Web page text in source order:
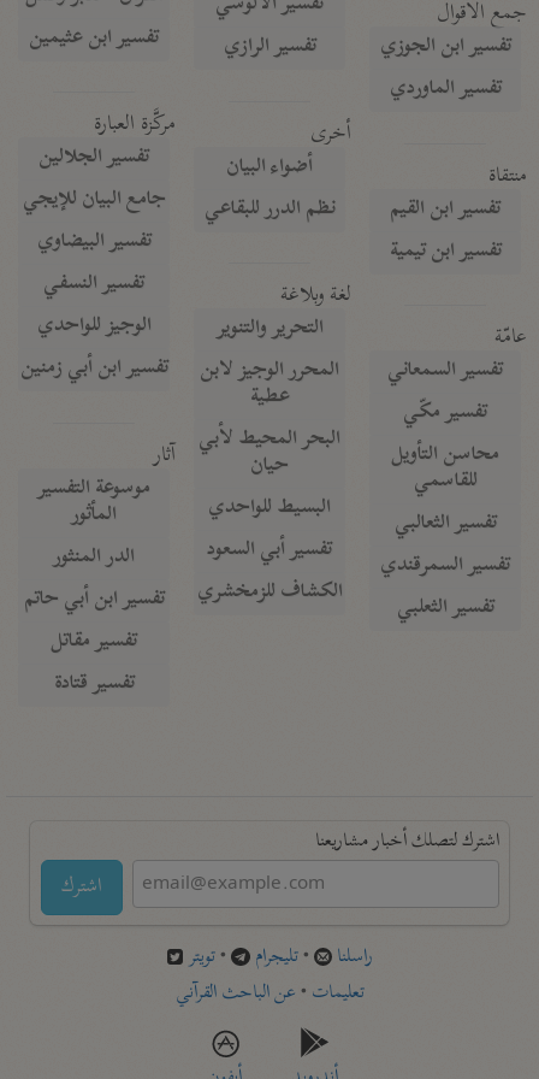
جمع الأقوال
تفسير ابن الجوزي
تفسير الماوردي
منتقاة
تفسير ابن القيم
تفسير ابن تيمية
عامّة
تفسير السمعاني
تفسير مكّي
محاسن التأويل
للقاسمي
تفسير الثعالبي
تفسير السمرقندي
تفسير الثعلبي
تفسير الرازي
أخرى
أضواء البيان
نظم الدرر للبقاعي
لغة وبلاغة
التحرير والتنوير
المحرر الوجيز لابن
عطية
البحر المحيط لأبي
حيان
البسيط للواحدي
تفسير أبي السعود
الكشاف للزمخشري
تفسير ابن عثيمين
مركَّزة العبارة
تفسير الجلالين
جامع البيان للإيجي
تفسير البيضاوي
تفسير النسفي
الوجيز للواحدي
تفسير ابن أبي زمنين
آثار
موسوعة التفسير
المأثور
الدر المنثور
تفسير ابن أبي حاتم
تفسير مقاتل
تفسير قتادة
اشترك لتصلك أخبار مشاريعنا
اشترك
راسلنا •تليجرام •تويتر
تعليمات •عن الباحث القرآني